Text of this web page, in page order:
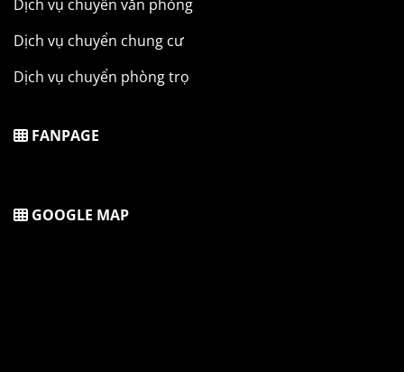
Dịch vụ chuyển văn phòng
Dịch vụ chuyển chung cư
Dịch vụ chuyển phòng trọ
FANPAGE
GOOGLE MAP